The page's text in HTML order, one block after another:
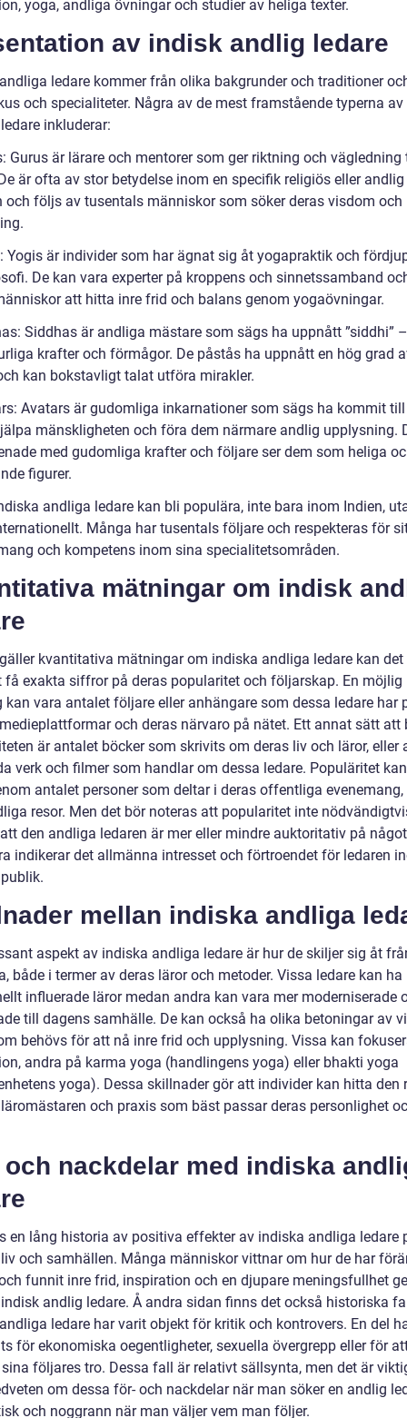
yoga, andliga övningar och studier av heliga texter.
av indisk andlig ledare
ledare kommer från olika bakgrunder och traditioner
och specialiteter. Några av de mest framstående typerna
inkluderar:
Gurus är lärare och mentorer som ger riktning och
är ofta av stor betydelse inom en specifik religiös eller andlig
och följs av tusentals människor som söker deras visdom och
Yogis är individer som har ägnat sig åt yogapraktik och
De kan vara experter på kroppens och sinnetssamband
att hitta inre frid och balans genom yogaövningar.
Siddhas är andliga mästare som sägs ha uppnått ”siddhi” –
krafter och förmågor. De påstås ha uppnått en hög grad
kan bokstavligt talat utföra mirakler.
Avatars är gudomliga inkarnationer som sägs ha kommit
mänskligheten och föra dem närmare andlig upplysning.
med gudomliga krafter och följare ser dem som heliga
figurer.
andliga ledare kan bli populära, inte bara inom Indien,
Många har tusentals följare och respekteras för
och kompetens inom sina specialitetsområden.
mätningar om indisk
kvantitativa mätningar om indiska andliga ledare kan det
få exakta siffror på deras popularitet och följarskap. En möjlig
kan vara antalet följare eller anhängare som dessa ledare har
och deras närvaro på nätet. Ett annat sätt att
är antalet böcker som skrivits om deras liv och läror, eller
verk och filmer som handlar om dessa ledare. Populäritet
antalet personer som deltar i deras offentliga
resor. Men det bör noteras att popularitet inte
den andliga ledaren är mer eller mindre auktoritativ på
indikerar det allmänna intresset och förtroendet för ledaren
mellan indiska andliga
aspekt av indiska andliga ledare är hur de skiljer sig åt
både i termer av deras läror och metoder. Vissa ledare kan ha
influerade läror medan andra kan vara mer moderniserade
till dagens samhälle. De kan också ha olika betoningar av
behövs för att nå inre frid och upplysning. Vissa kan
andra på karma yoga (handlingens yoga) eller bhakti yoga
yoga). Dessa skillnader gör att individer kan hitta den
och praxis som bäst passar deras personlighet
och nackdelar med indiska
en lång historia av positiva effekter av indiska andliga ledare
och samhällen. Många människor vittnar om hur de har
funnit inre frid, inspiration och en djupare meningsfullhet
andlig ledare. Å andra sidan finns det också historiska
ledare har varit objekt för kritik och kontrovers. En del
för ekonomiska oegentligheter, sexuella övergrepp eller för
följares tro. Dessa fall är relativt sällsynta, men det är
om dessa för- och nackdelar när man söker en andlig
och noggrann när man väljer vem man följer.